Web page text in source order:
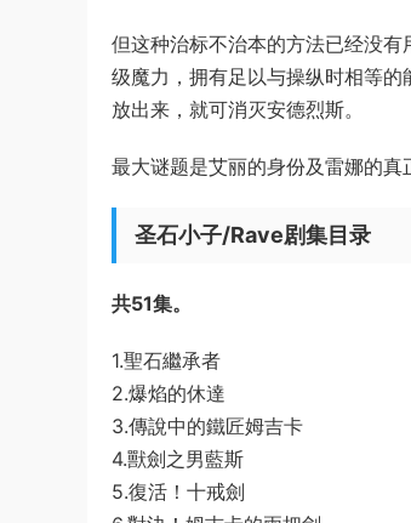
但这种治标不治本的方法已经没
级魔力，拥有足以与操纵时相等
放出来，就可消灭安德烈斯。
最大谜题是艾丽的身份及雷娜的真
圣石小子/Rave剧集目录
共51集。
1.聖石繼承者
2.爆焰的休達
3.傳說中的鐵匠姆吉卡
4.獸劍之男藍斯
5.復活！十戒劍